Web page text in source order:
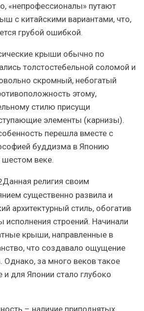
«непрофессионалы» путают
с китайскими вариантами, что,
грубой ошибкой.
крыши обычно по
толстостебельной соломой и
скромный, небогатый
этому,
стилю присущи
элементы (карнизы).
перешла вместе с
буддизма в Японию
шестом веке.
Данная религия своим
существенно развила и
архитектурный стиль, обогатив
исполнения строений. Начинали
крыши, направленные в
что создавало ощущение
Однако, за много веков такое
и для Японии стало глубоко
– наличие приподнятых